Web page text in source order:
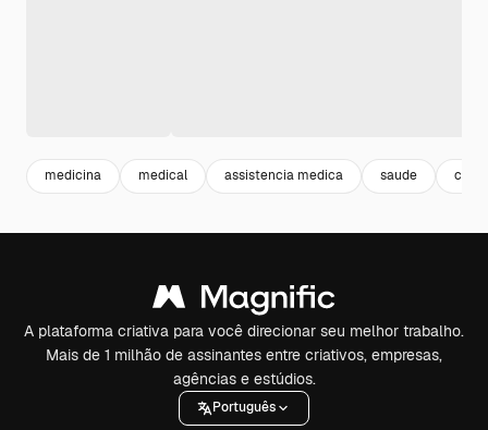
medicina medical assistencia medica saude
A plataforma criativa para você direcionar seu melhor trabalho.
Mais de 1 milhão de assinantes entre criativos, empresas,
agências e estúdios.
Português